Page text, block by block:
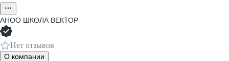
АНОО ШКОЛА ВЕКТОР
Нет отзывов
О компании